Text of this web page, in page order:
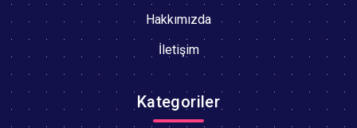
Hakkımızda
İletişim
Kategoriler